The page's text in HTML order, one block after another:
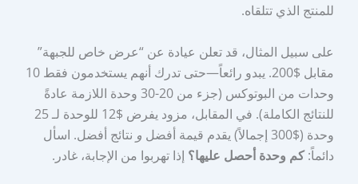
للمنتج الذي تتلقاه.
على سبيل المثال، قد تعلن عيادة عن “عرض خاص للجبهة”
مقابل $200. يبدو رائعاً—حتى تدرك أنهم يستخدمون فقط 10
وحدات من البوتوكس (جزء من 20-30 وحدة اللازمة عادةً
للنتائج الكاملة). في المقابل، مزود يفرض $12 للوحدة لـ 25
وحدة ($300 إجمالاً) يقدم قيمة أفضل
و نتائج أفضل. اسأل
دائماً:كم وحدة أحصل عليها؟ إذا تهربوا من الإجابة، غادر.